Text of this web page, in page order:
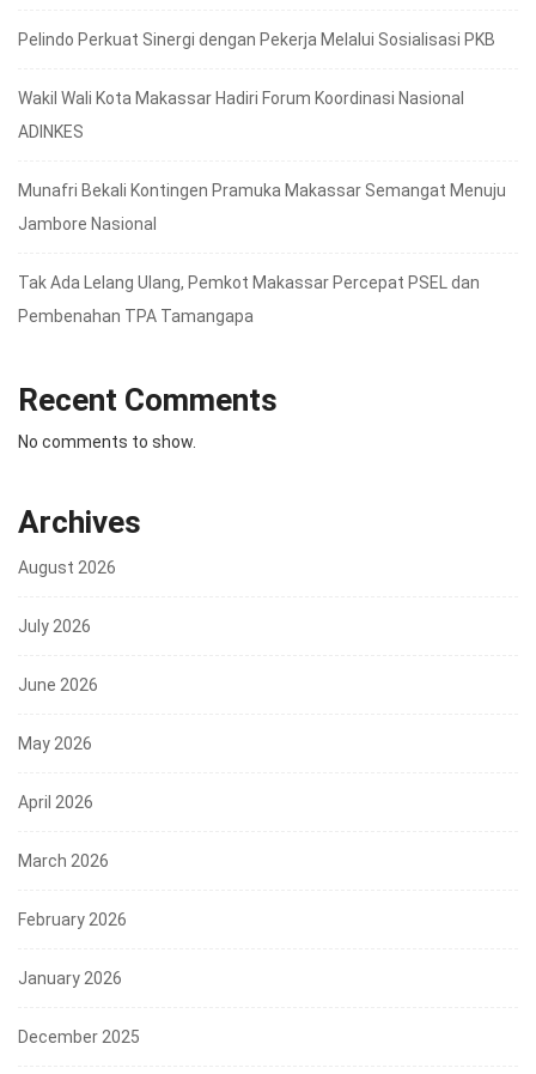
Pelindo Perkuat Sinergi dengan Pekerja Melalui Sosialisasi PKB
Wakil Wali Kota Makassar Hadiri Forum Koordinasi Nasional
ADINKES
Munafri Bekali Kontingen Pramuka Makassar Semangat Menuju
Jambore Nasional
Tak Ada Lelang Ulang, Pemkot Makassar Percepat PSEL dan
Pembenahan TPA Tamangapa
Recent Comments
No comments to show.
Archives
August 2026
July 2026
June 2026
May 2026
April 2026
March 2026
February 2026
January 2026
December 2025